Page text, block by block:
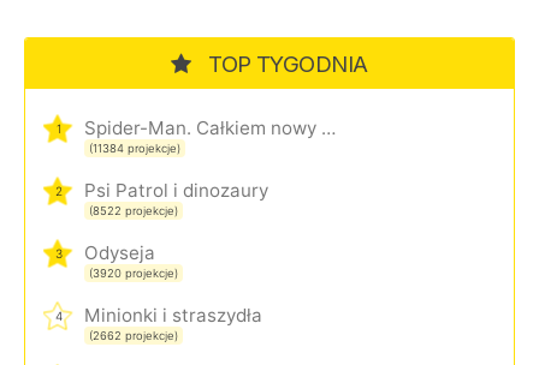
TOP TYGODNIA
1 Spider-Man. Całkiem nowy dzień
(11384 projekcje)
2 Psi Patrol i dinozaury
(8522 projekcje)
3 Odyseja
(3920 projekcje)
4 Minionki i straszydła
(2662 projekcje)